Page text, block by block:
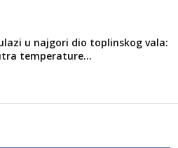
u najgori dio toplinskog vala:
temperature...